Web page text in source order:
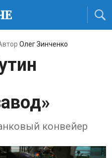
Олег Зинченко
конвейер